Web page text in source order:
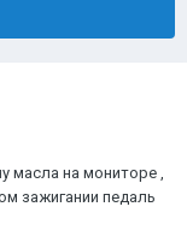
масла на мониторе ,
зажигании педаль